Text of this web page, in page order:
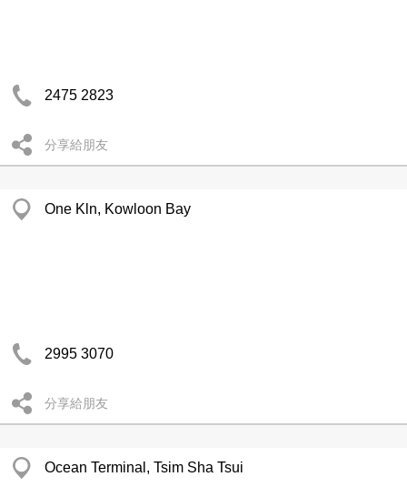
2475 2823
分享給朋友
One Kln, Kowloon Bay
2995 3070
分享給朋友
Ocean Terminal, Tsim Sha Tsui